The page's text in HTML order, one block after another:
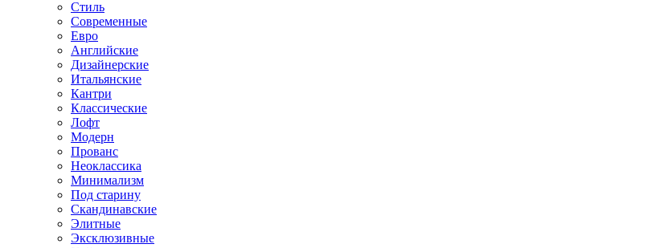
Стиль
Современные
Евро
Английские
Дизайнерские
Итальянские
Кантри
Классические
Лофт
Модерн
Прованс
Неоклассика
Минимализм
Под старину
Скандинавские
Элитные
Эксклюзивные